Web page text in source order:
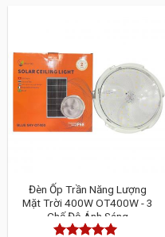
Đèn Ốp Trần Năng Lượng
Mặt Trời 400W OT400W - 3
Chế Độ Ánh Sáng